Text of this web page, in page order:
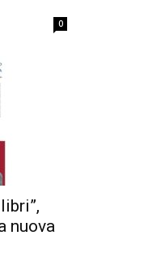
0
nuova